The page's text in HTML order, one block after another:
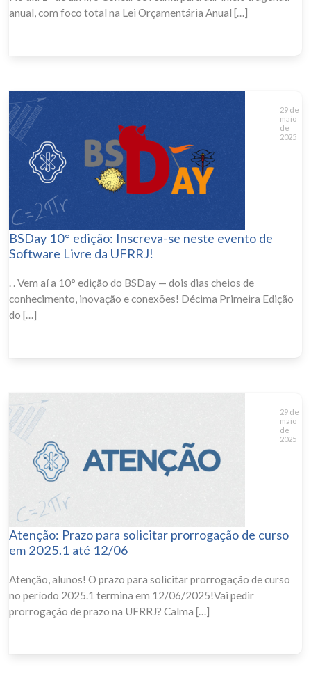
anual, com foco total na Lei Orçamentária Anual […]
29 de
maio
de
2025
BSDay 10° edição: Inscreva-se neste evento de
Software Livre da UFRRJ!
. . Vem aí a 10° edição do BSDay — dois dias cheios de
conhecimento, inovação e conexões! Décima Primeira Edição
do […]
29 de
maio
de
2025
Atenção: Prazo para solicitar prorrogação de curso
em 2025.1 até 12/06
Atenção, alunos! O prazo para solicitar prorrogação de curso
no período 2025.1 termina em 12/06/2025!Vai pedir
prorrogação de prazo na UFRRJ? Calma […]